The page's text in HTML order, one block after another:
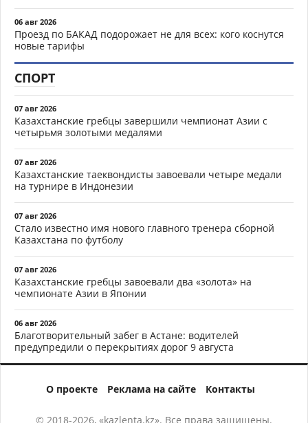
06 авг 2026
Проезд по БАКАД подорожает не для всех: кого коснутся
новые тарифы
СПОРТ
07 авг 2026
Казахстанские гребцы завершили чемпионат Азии с
четырьмя золотыми медалями
07 авг 2026
Казахстанские таеквондисты завоевали четыре медали
на турнире в Индонезии
07 авг 2026
Стало известно имя нового главного тренера сборной
Казахстана по футболу
07 авг 2026
Казахстанские гребцы завоевали два «золота» на
чемпионате Азии в Японии
06 авг 2026
Благотворительный забег в Астане: водителей
предупредили о перекрытиях дорог 9 августа
О проекте Реклама на сайте Контакты
© 2018-2026, «kazlenta.kz». Все права защищены.